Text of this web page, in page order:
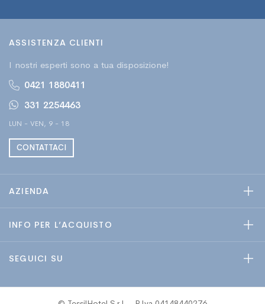
ASSISTENZA CLIENTI
I nostri esperti sono a tua disposizione!
0421 1880411
331 2254463
LUN - VEN, 9 - 18
CONTATTACI
AZIENDA
INFO PER L’ACQUISTO
SEGUICI SU